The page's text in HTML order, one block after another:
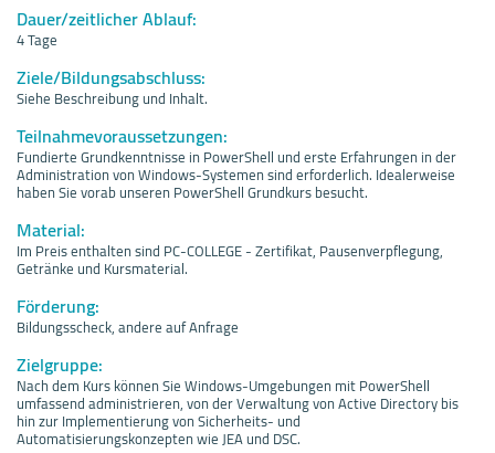
Dauer/zeitlicher Ablauf:
4 Tage
Ziele/Bildungsabschluss:
Siehe Beschreibung und Inhalt.
Teilnahmevoraussetzungen:
Fundierte Grundkenntnisse in PowerShell und erste Erfahrungen in der
Administration von Windows-Systemen sind erforderlich. Idealerweise
haben Sie vorab unseren PowerShell Grundkurs besucht.
Material:
Im Preis enthalten sind PC-COLLEGE - Zertifikat, Pausenverpflegung,
Getränke und Kursmaterial.
Förderung:
Bildungsscheck, andere auf Anfrage
Zielgruppe:
Nach dem Kurs können Sie Windows-Umgebungen mit PowerShell
umfassend administrieren, von der Verwaltung von Active Directory bis
hin zur Implementierung von Sicherheits- und
Automatisierungskonzepten wie JEA und DSC.